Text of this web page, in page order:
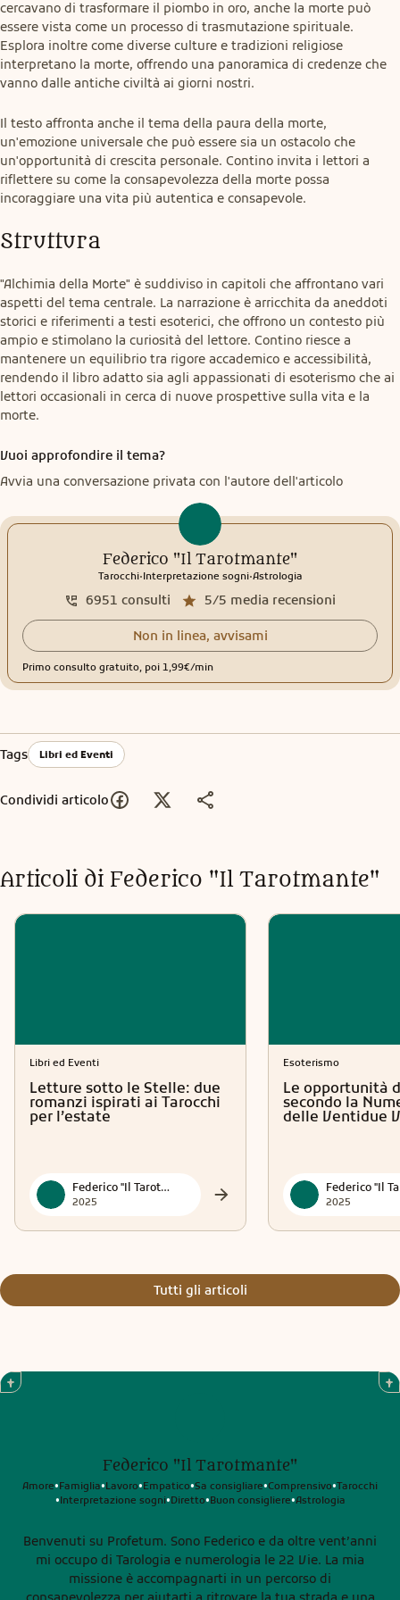
cercavano di trasformare il piombo in oro, anche la morte può
essere vista come un processo di trasmutazione spirituale.
Esplora inoltre come diverse culture e tradizioni religiose
interpretano la morte, offrendo una panoramica di credenze che
vanno dalle antiche civiltà ai giorni nostri.
Il testo affronta anche il tema della paura della morte,
un'emozione universale che può essere sia un ostacolo che
un'opportunità di crescita personale. Contino invita i lettori a
riflettere su come la consapevolezza della morte possa
incoraggiare una vita più autentica e consapevole.
Struttura
"Alchimia della Morte" è suddiviso in capitoli che affrontano vari
aspetti del tema centrale. La narrazione è arricchita da aneddoti
storici e riferimenti a testi esoterici, che offrono un contesto più
ampio e stimolano la curiosità del lettore. Contino riesce a
mantenere un equilibrio tra rigore accademico e accessibilità,
rendendo il libro adatto sia agli appassionati di esoterismo che ai
lettori occasionali in cerca di nuove prospettive sulla vita e la
morte.
Vuoi approfondire il tema?
Avvia una conversazione privata con l'autore dell'articolo
Federico "Il Tarotmante"
Tarocchi.Interpretazione sogni.Astrologia
5/5 media recensioni
6951 consulti
Non in linea, avvisami
Primo consulto gratuito, poi 1,99€/min
Tags Libri ed Eventi
Condividi articolo
Articoli di Federico "Il Tarotmante"
Libri ed Eventi
Letture sotto le Stelle: due
romanzi ispirati ai Tarocchi
per l’estate
Federico "Il Tarotmante"
2025
Esoterismo
Le opportunità
secondo la
delle Ventidue
2025
Tutti gli articoli
Federico "Il Tarotmante"
Amore•Famiglia•Lavoro•Empatico•Sa consigliare•Comprensivo•Tarocchi
•Interpretazione sogni•Diretto•Buon consigliere•Astrologia
Benvenuti su Profetum. Sono Federico e da oltre vent’anni
mi occupo di Tarologia e numerologia le 22 Vie. La mia
missione è accompagnarti in un percorso di